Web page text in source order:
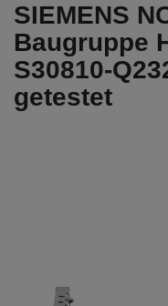
SIEMENS
Baugruppe
S30810-
getestet